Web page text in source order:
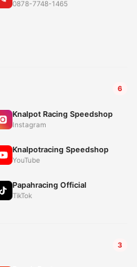
0878-7748-1465
6
Knalpot Racing Speedshop
Instagram
Knalpotracing Speedshop
YouTube
Papahracing Official
TikTok
3